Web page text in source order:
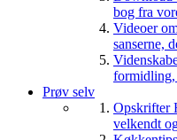
bog fra
Videoer
sanserne,
formidling,
Prøv selv
Opskrifter
velkendt